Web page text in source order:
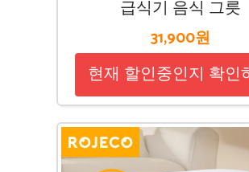
급식기 음식 그릇
31,900원
현재 할인중인지 확인